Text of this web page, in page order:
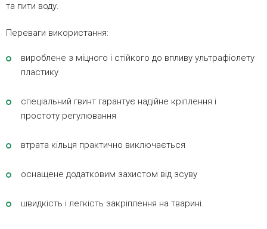
та пити воду.
Переваги використання:
вироблене з міцного і стійкого до впливу ультрафіолету
пластику
спеціальний гвинт гарантує надійне кріплення і
простоту регулювання
втрата кільця практично виключається
оснащене додатковим захистом від зсуву
швидкість і легкість закріплення на тварині.